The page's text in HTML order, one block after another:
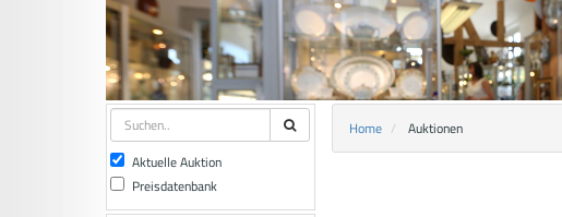
Aktuelle Auktion
Preisdatenbank
Home Auktionen